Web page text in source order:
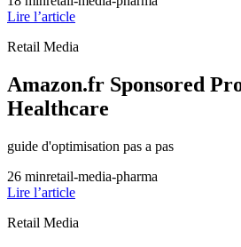
Lire l’article
Retail Media
Amazon.fr Sponsored
Healthcare
guide d'optimisation pas a pas
26 minretail-media-pharma
Lire l’article
Retail Media